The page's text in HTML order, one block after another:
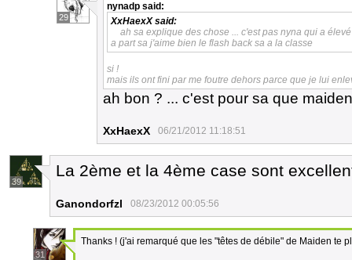
29
nynadp said:
XxHaexXsaid:
ah sa explique des chose ... c'est pas nyna qui a
a part sa j'aime bien le flash back sa a la classe
si !
mais ils ont fini par me foutre dehors parce que je lui
ah bon ? ... c'est pour sa que
XxHaexX 06/21/2012 11:18:51
39
La 2ème et la 4ème case sont
Ganondorfzl 08/23/2012 00:05:56
31
Thanks ! (j'ai remarqué que les "têtes de débile" de Maiden te